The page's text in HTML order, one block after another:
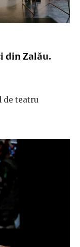
din Zalău.
de teatru